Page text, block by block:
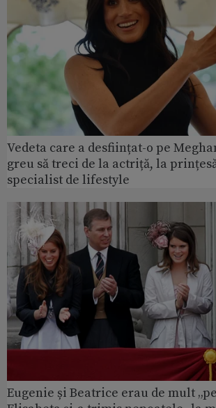
Vedeta care a desființat-o pe
greu să treci de la actriță, la
specialist de lifestyle
Eugenie și Beatrice erau de mult